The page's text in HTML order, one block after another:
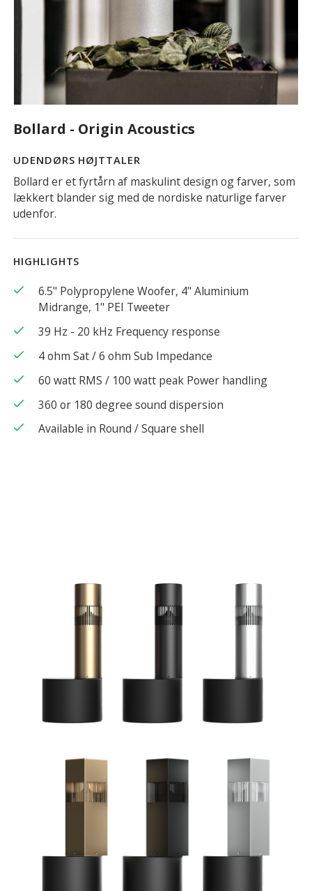
Bollard - Origin Acoustics
UDENDØRS HØJTTALER
Bollard er et fyrtårn af maskulint design og farver, som
lækkert blander sig med de nordiske naturlige farver
udenfor.
HIGHLIGHTS
check
6.5" Polypropylene Woofer, 4" Aluminium
Midrange, 1" PEI Tweeter
check 39 Hz - 20 kHz Frequency response
check 4 ohm Sat / 6 ohm Sub Impedance
check 60 watt RMS / 100 watt peak Power handling
check 360 or 180 degree sound dispersion
check Available in Round / Square shell